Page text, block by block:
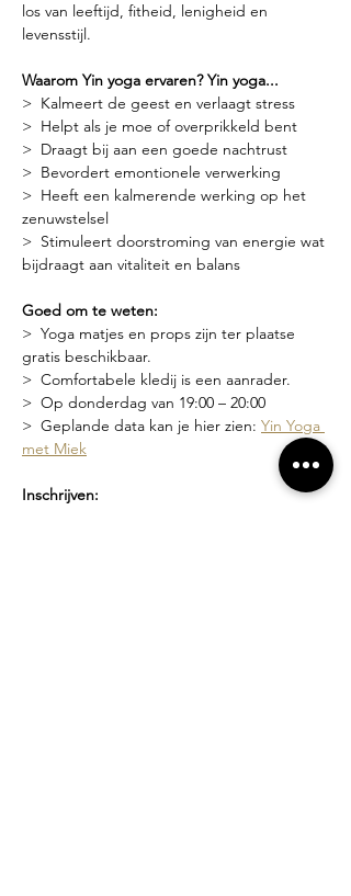
los van leeftijd, fitheid, lenigheid en
levensstijl.
Waarom Yin yoga ervaren? Yin yoga...
>  Kalmeert de geest en verlaagt stress
>  Helpt als je moe of overprikkeld bent
>  Draagt bij aan een goede nachtrust
>  Bevordert emontionele verwerking
>  Heeft een kalmerende werking op het
zenuwstelsel
>  Stimuleert doorstroming van energie wat
bijdraagt aan vitaliteit en balans
Goed om te weten:
>  Yoga matjes en props zijn ter plaatse
gratis beschikbaar.
>  Comfortabele kledij is een aanrader.
>  Op donderdag van 19:00 – 20:00
>  Geplande data kan je hier zien: Yin Yoga
met Miek
Inschrijven: